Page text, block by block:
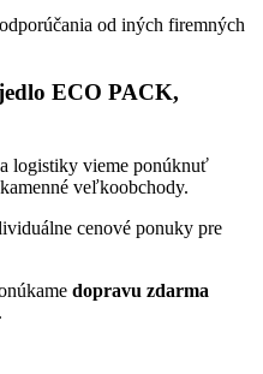
od iných firemných
ECO PACK,
logistiky vieme ponúknuť
veľkoobchody.
cenové ponuky pre
dopravu zdarma
.